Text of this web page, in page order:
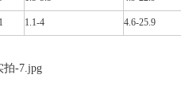
1.1-4 4.6-25.9